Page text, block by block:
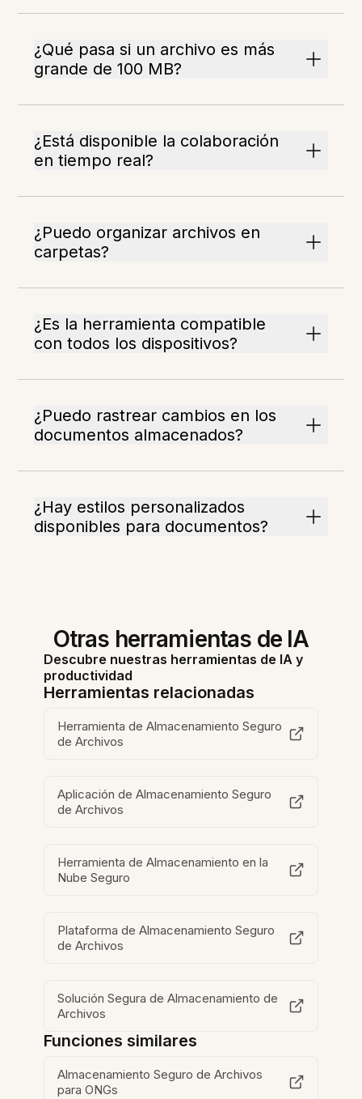
¿Qué pasa si un archivo es más
grande de 100 MB?
¿Está disponible la colaboración
en tiempo real?
¿Puedo organizar archivos en
carpetas?
¿Es la herramienta compatible
con todos los dispositivos?
¿Puedo rastrear cambios en los
documentos almacenados?
¿Hay estilos personalizados
disponibles para documentos?
Otras herramientas de IA
Descubre nuestras herramientas de IA y
productividad
Herramientas relacionadas
Herramienta de Almacenamiento Seguro
de Archivos
Aplicación de Almacenamiento Seguro
de Archivos
Herramienta de Almacenamiento en la
Nube Seguro
Plataforma de Almacenamiento Seguro
de Archivos
Solución Segura de Almacenamiento de
Archivos
Funciones similares
Almacenamiento Seguro de Archivos
para ONGs